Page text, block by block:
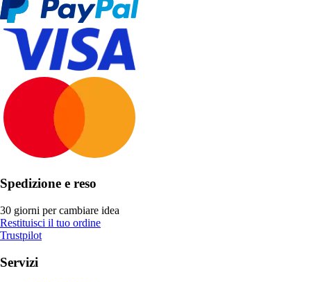
Spedizione e reso
30 giorni per cambiare idea
Restituisci il tuo ordine
Trustpilot
Servizi